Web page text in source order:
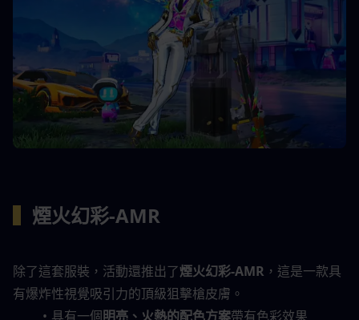
煙火幻彩-AMR
除了這套服裝，活動還推出了煙火幻彩-AMR ，這是一款具
有爆炸性視覺吸引力的頂級狙擊槍皮膚。
具有一個明亮、火熱的配色方案帶有色彩效果